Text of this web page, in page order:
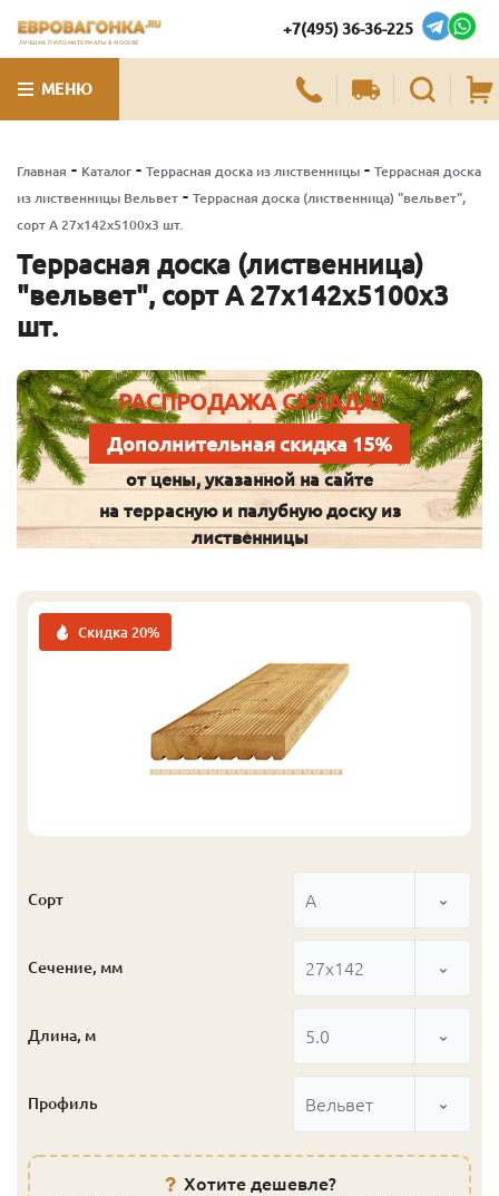
ЛУЧШИЕ ПИЛОМАТЕРИАЛЫ В МОСКВЕ
+7(495) 36-36-225
МЕНЮ
Главная - Каталог - Террасная доска из лиственницы - Террасная доска
из лиственницы Вельвет - Террасная доска (лиственница) "вельвет",
сорт А 27х142х5100х3 шт.
Террасная доска (лиственница)
"вельвет", сорт А 27х142х5100х3
шт.
РАСПРОДАЖА СКЛАДА!
Дополнительная скидка 15%
от цены, указанной на сайте
на террасную и палубную доску из
лиственницы
Скидка 20%
Сорт А
Сечение, мм 27x142
Длина, м 5.0
Профиль Вельвет
Хотите дешевле?